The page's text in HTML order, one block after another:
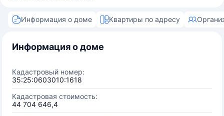
Информация о доме Квартиры по адресу
Информация о доме
Кадастровый номер:
35:25:0603010:1618
Кадастровая стоимость:
44 704 646,4